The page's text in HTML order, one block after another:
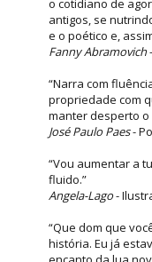
o cotidiano de
antigos, se
e o poético e,
Fanny Abramovich
“Narra com
propriedade com
manter desperto
José Paulo Paes-
“Vou aumentar a
fluido.”
Angela-Lago-
“Que dom que
história. Eu já